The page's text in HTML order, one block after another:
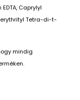
Caprylyl
Tetra-di-t-
mindig